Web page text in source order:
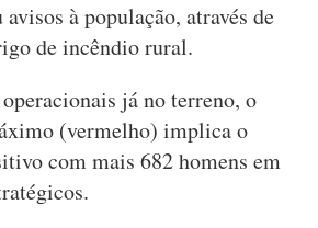
à população, através de
de incêndio rural.
já no terreno, o
(vermelho) implica o
com mais 682 homens em